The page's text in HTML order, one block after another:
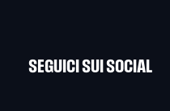
SEGUICI SUI SOCIAL